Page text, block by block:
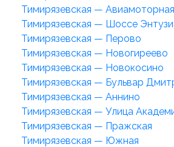
Тимирязевская — Авиамоторная
Тимирязевская — Шоссе
Тимирязевская — Перово
Тимирязевская — Новогиреево
Тимирязевская — Новокосино
Тимирязевская — Бульвар
Тимирязевская — Аннино
Тимирязевская — Улица
Тимирязевская — Пражская
Тимирязевская — Южная